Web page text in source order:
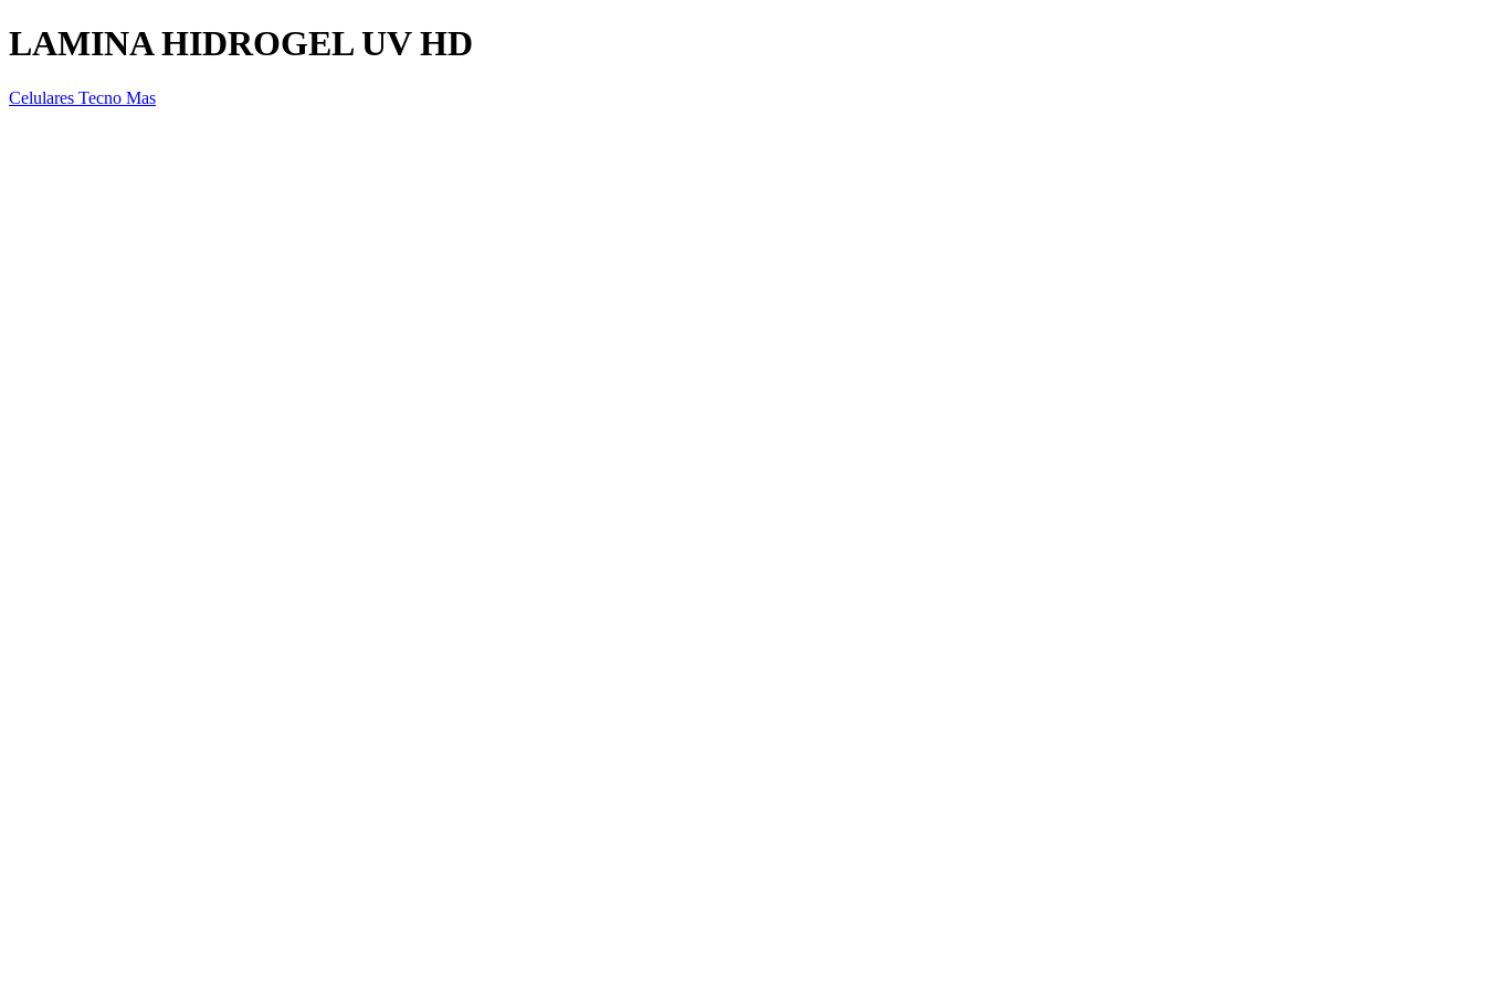
LAMINA HIDROGEL UV HD
Celulares Tecno Mas